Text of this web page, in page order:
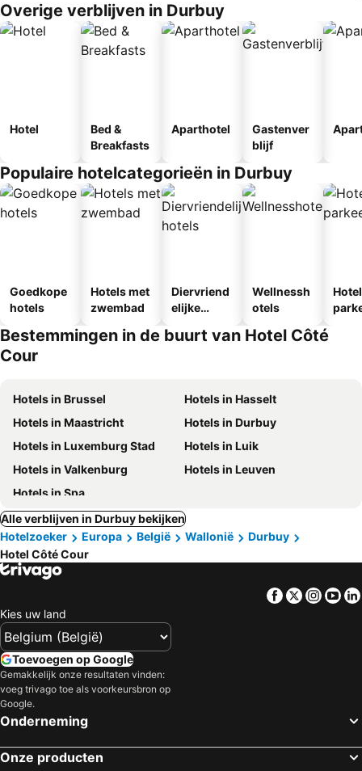
Overige verblijven in Durbuy
Hotel
Bed &
Breakfasts
Aparthotel
Gastenver
blijf
Populaire hotelcategorieën in Durbuy
Goedkope
hotels
Hotels met
zwembad
Diervriend
elijke
Wellnessh
otels
Bestemmingen in de buurt van Hotel Côté
Cour
Hotels in Brussel
Hotels in Hasselt
Hotels in Maastricht
Hotels in Durbuy
Hotels in Luxemburg Stad
Hotels in Luik
Hotels in Valkenburg
Hotels in Leuven
Hotels in Spa
Alle verblijven in Durbuy bekijken
Hotelzoeker
Europa België Wallonië
Durbuy
Hotel Côté Cour
Facebook
Twitter
Kies uw land
Toevoegen op Google
Gemakkelijk onze resultaten vinden:
voeg trivago toe als voorkeursbron op
Google.
Onderneming
Onze producten